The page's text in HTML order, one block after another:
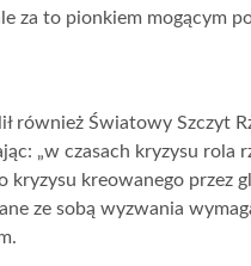
za to pionkiem mogącym
również Światowy Szczyt
„w czasach kryzysu
kryzysu kreowanego przez
ze sobą wyzwania